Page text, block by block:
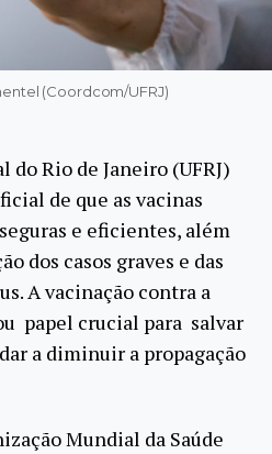
(Coordcom/UFRJ)
do Rio de Janeiro (UFRJ)
de que as vacinas
e eficientes, além
dos casos graves e das
A vacinação contra a
papel crucial para salvar
a diminuir a propagação
Mundial da Saúde